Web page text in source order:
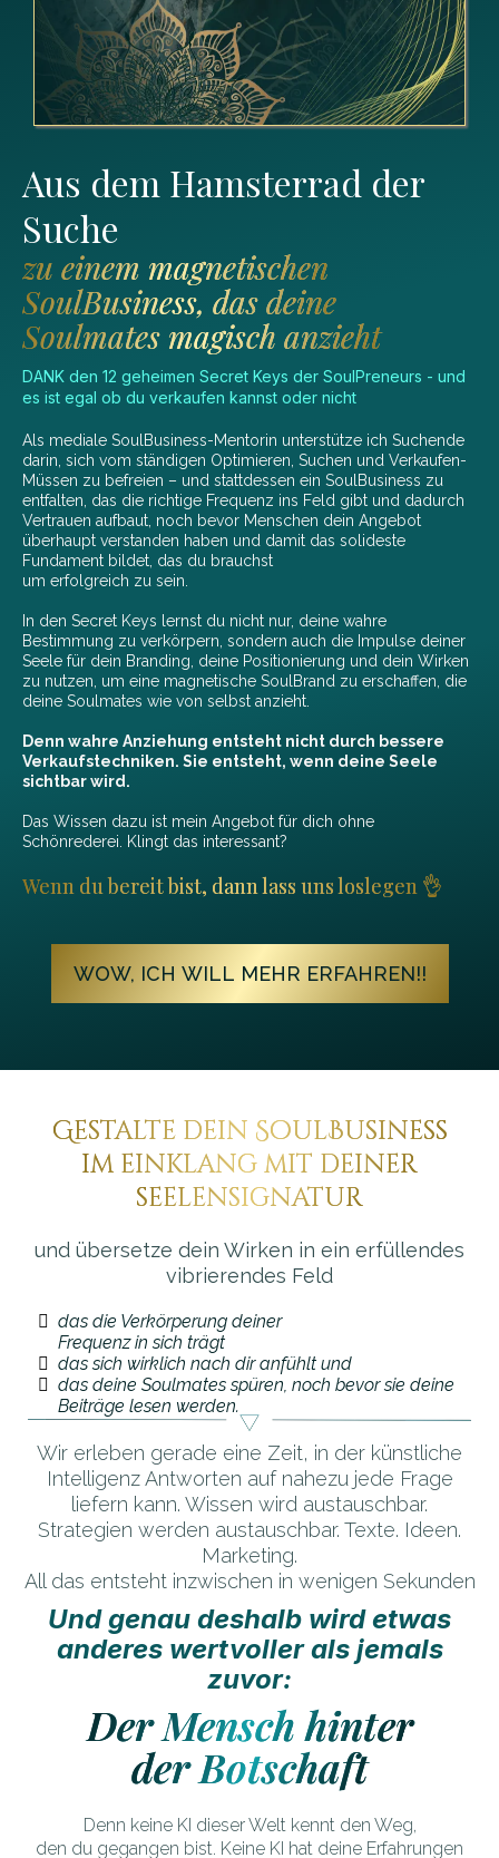
Aus dem Hamsterrad der
Suche
zu einem magnetischen
SoulBusiness, das deine
Soulmates magisch anzieht
DANK den 12 geheimen Secret Keys der SoulPreneurs - und
es ist egal ob du verkaufen kannst oder nicht
Als mediale SoulBusiness-Mentorin unterstütze ich Suchende
darin, sich vom ständigen Optimieren, Suchen und Verkaufen-
Müssen zu befreien – und stattdessen ein SoulBusiness zu
entfalten, das die richtige Frequenz ins Feld gibt und dadurch
Vertrauen aufbaut, noch bevor Menschen dein Angebot
überhaupt verstanden haben und damit das solideste
Fundament bildet, das du brauchst
um erfolgreich zu sein.
In den Secret Keys lernst du nicht nur, deine wahre
Bestimmung zu verkörpern, sondern auch die Impulse deiner
Seele für dein Branding, deine Positionierung und dein Wirken
zu nutzen, um eine magnetische SoulBrand zu erschaffen, die
deine Soulmates wie von selbst anzieht.
Denn wahre Anziehung entsteht nicht durch bessere
Verkaufstechniken. Sie entsteht, wenn deine Seele
sichtbar wird.
Das Wissen dazu ist mein Angebot für dich ohne
Schönrederei. Klingt das interessant?
Wenn du bereit bist, dann lass uns loslegen 👌
WOW, ICH WILL MEHR ERFAHREN!!
Gestalte dein SoulBusiness
im einklang mit deiner
seelensignatur
und übersetze dein Wirken in ein erfüllendes
vibrierendes Feld
das die Verkörperung deiner
Frequenz in sich trägt
das sich wirklich nach dir anfühlt und
das deine Soulmates spüren, noch bevor sie deine
Beiträge lesen werden.
Wir erleben gerade eine Zeit, in der künstliche
Intelligenz Antworten auf nahezu jede Frage
liefern kann. Wissen wird austauschbar.
Strategien werden austauschbar. Texte. Ideen.
Marketing.
All das entsteht inzwischen in wenigen Sekunden
Und genau deshalb wird etwas
anderes wertvoller als jemals
zuvor:
Der Mensch hinter
der Botschaft
Denn keine KI dieser Welt kennt den Weg,
den du gegangen bist. Keine KI hat deine Erfahrungen